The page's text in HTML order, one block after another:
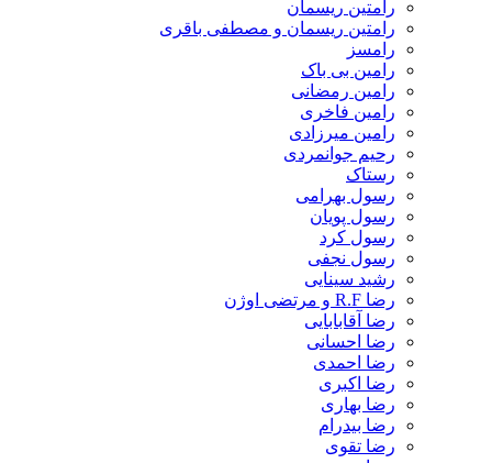
رامتین ریسمان
رامتین ریسمان و مصطفی باقری
رامسز
رامین بی باک
رامین رمضانی
رامین فاخری
رامین میرزادی
رحیم جوانمردی
رستاک
رسول بهرامی
رسول پویان
رسول کرد
رسول نجفی
رشید سینایی
رضا R.F و مرتضی اوژن
رضا آقابابایی
رضا احسانی
رضا احمدی
رضا اکبری
رضا بهاری
رضا بیدرام
رضا تقوی